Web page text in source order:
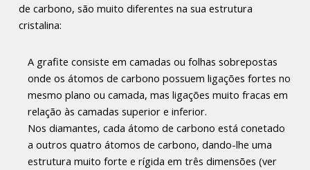
de carbono, são muito diferentes na sua estrutura
cristalina:
A grafite consiste em camadas ou folhas sobrepostas
onde os átomos de carbono possuem ligações fortes no
mesmo plano ou camada, mas ligações muito fracas em
relação às camadas superior e inferior.
Nos diamantes, cada átomo de carbono está conetado
a outros quatro átomos de carbono, dando-lhe uma
estrutura muito forte e rígida em três dimensões (ver